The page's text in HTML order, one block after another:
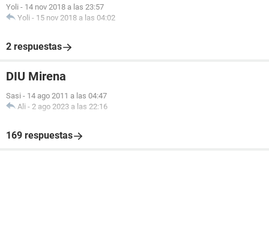
Yoli - 14 nov 2018 a las 23:57
Yoli - 15 nov 2018 a las 04:02
2 respuestas
DIU Mirena
Sasi - 14 ago 2011 a las 04:47
Ali - 2 ago 2023 a las 22:16
169 respuestas